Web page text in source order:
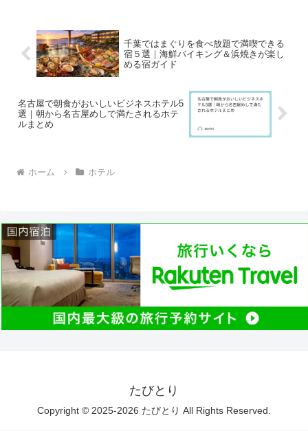
ます。
千葉ではまぐりを食べ放題で満喫できる
宿５選｜海鮮バイキング＆浜焼きが楽し
める宿ガイド
名古屋で朝食がおいしいビジネスホテル5
選｜朝から名古屋めしで満たされるホテ
ルまとめ
ホーム ホテル
たびとり
Copyright © 2025-2026 たびとり All Rights Reserved.